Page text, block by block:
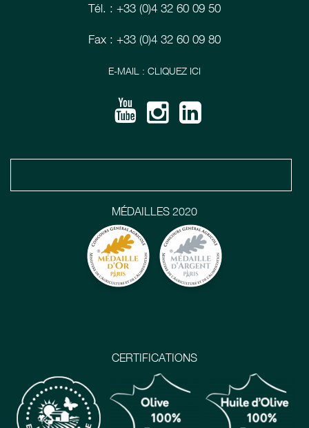
CERTIFICATIONS
MÉDAILLES 2020
Tél. : +33 (0)4 32 60 09 50
Fax : +33 (0)4 32 60 09 80
E-MAIL : CLIQUEZ ICI